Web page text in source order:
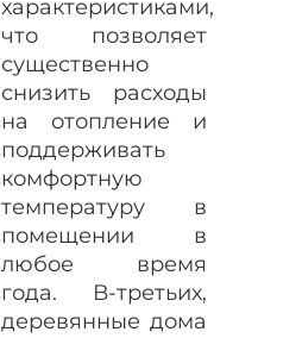
характеристиками,
что позволяет
существенно
снизить расходы
на отопление и
поддерживать
комфортную
температуру в
помещении в
любое время
года. В-третьих,
деревянные дома